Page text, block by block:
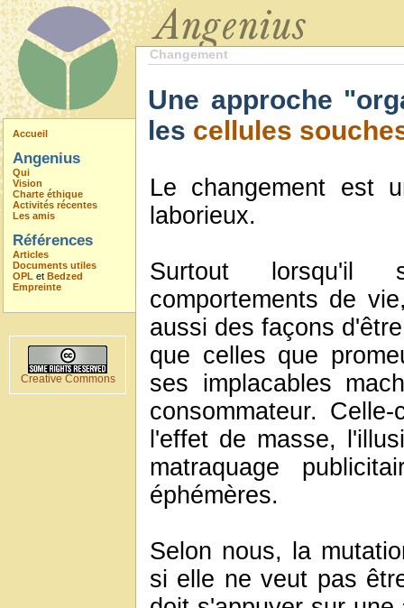
Accueil
Angenius
Qui
Vision
Charte éthique
Activités récentes
Les amis
Références
Articles
Documents utiles
OPL et Bedzed
Empreinte
Creative Commons
Changement
Une approche
les cellules
Le changement est
laborieux.
Surtout lorsqu'il
comportements de
aussi des façons
que celles que
ses implacables
consommateur.
l'effet de masse,
matraquage
éphémères.
Selon nous, la
si elle ne veut pas